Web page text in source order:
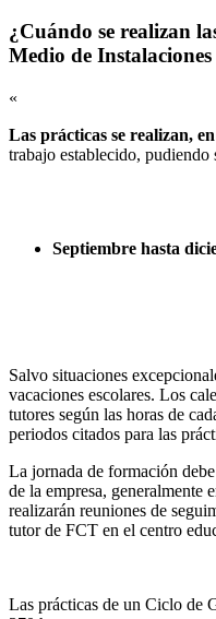
¿Cuándo se realizan
Medio de Instalaciones
«
Las prácticas se realizan,
trabajo establecido, pudiendo
Septiembre hasta
Salvo situaciones
vacaciones escolares. Los
tutores según las horas de
periodos citados para las
La jornada de formación
de la empresa, generalmente
realizarán reuniones de
tutor de FCT en el centro
Las prácticas de un Ciclo de